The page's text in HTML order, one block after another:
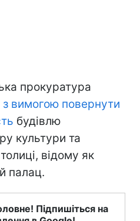
прокуратура
вимогою повернути
будівлю
культури та
відому як
палац.
Підпишіться на